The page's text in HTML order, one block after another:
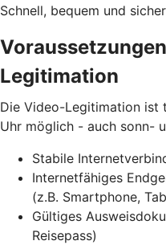
Schnell, bequem und
Legitimation
Die Video-Legitimation ist
Uhr möglich - auch sonn-
Stabile
Internetfähiges
(z.B. Smartphone,
Gültiges
Reisepass)